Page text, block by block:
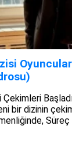
bir dizinin
Süreç